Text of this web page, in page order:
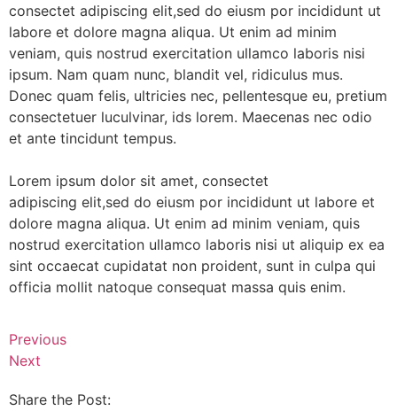
consectet adipiscing elit,sed do eiusm por incididunt ut
labore et dolore magna aliqua. Ut enim ad minim
veniam, quis nostrud exercitation ullamco laboris nisi
ipsum. Nam quam nunc, blandit vel, ridiculus mus.
Donec quam felis, ultricies nec, pellentesque eu, pretium
consectetuer luculvinar, ids lorem. Maecenas nec odio
et ante tincidunt tempus.
Lorem ipsum dolor sit amet, consectet
adipiscing elit,sed do eiusm por incididunt ut labore et
dolore magna aliqua. Ut enim ad minim veniam, quis
nostrud exercitation ullamco laboris nisi ut aliquip ex ea
sint occaecat cupidatat non proident, sunt in culpa qui
officia mollit natoque consequat massa quis enim.
Previous
Next
Share the Post: